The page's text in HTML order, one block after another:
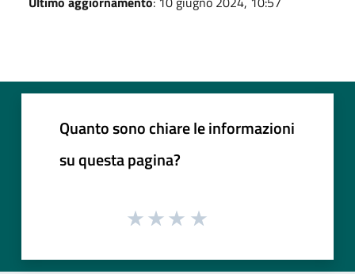
Quanto sono chiare le informazioni
su questa pagina?